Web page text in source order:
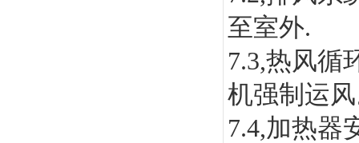
至室外.
7.3,热风循
机强制运
7.4,加热器